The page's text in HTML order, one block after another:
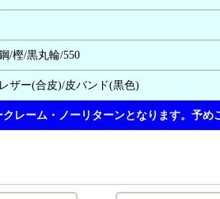
/樫/黒丸輪/550
ザー(合皮)/皮バンド(黒色)
レーム・ノーリターンとなります。予め